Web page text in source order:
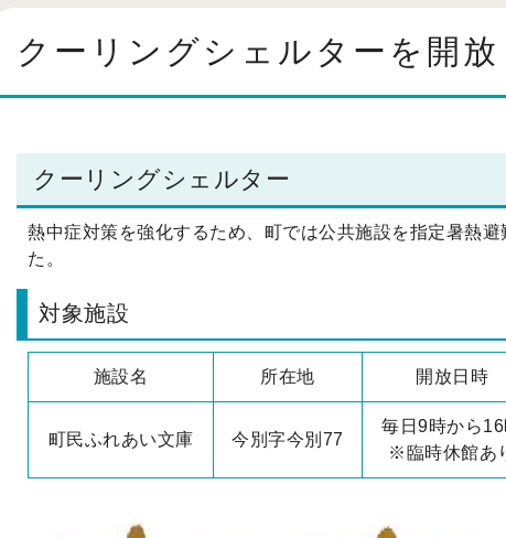
クーリングシェルターを開放
クーリングシェルター
熱中症対策を強化するため、町では公共施設を指定暑熱
た。
対象施設
施設名 所在地 開放日時
町民ふれあい文庫 今別字今別77
毎日9時から
※臨時休館あ